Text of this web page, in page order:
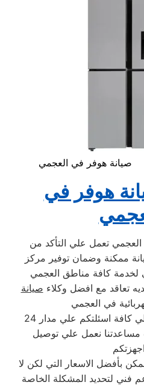
صيانة هوفر في العجمي
هوفر في
ممكنة وضمان توفير مركز
لخدمة كافة مناطق العجمي
تعاقد مع افضل وكلاء صيانة
في العجمي
وفريق مخصص للرد علي كافة اسئلتكم علي مدار 24
نعمل علي توصيل
اجهزتكم
بأفضل الاسعار التي لكن لا
فني لتحديد المشكلة الخاصة